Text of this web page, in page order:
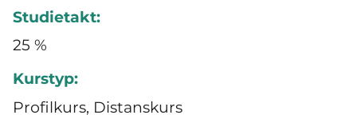
Studietakt:
25 %
Kurstyp:
Profilkurs, Distanskurs